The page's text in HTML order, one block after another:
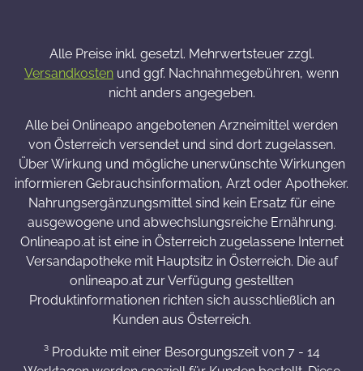
Alle Preise inkl. gesetzl. Mehrwertsteuer zzgl.
Versandkosten und ggf. Nachnahmegebühren, wenn
nicht anders angegeben.
Alle bei Onlineapo angebotenen Arzneimittel werden
von Österreich versendet und sind dort zugelassen.
Über Wirkung und mögliche unerwünschte Wirkungen
informieren Gebrauchsinformation, Arzt oder Apotheker.
Nahrungsergänzungsmittel sind kein Ersatz für eine
ausgewogene und abwechslungsreiche Ernährung.
Onlineapo.at ist eine in Österreich zugelassene Internet
Versandapotheke mit Hauptsitz in Österreich. Die auf
onlineapo.at zur Verfügung gestellten
Produktinformationen richten sich ausschließlich an
Kunden aus Österreich.
³ Produkte mit einer Besorgungszeit von 7 - 14